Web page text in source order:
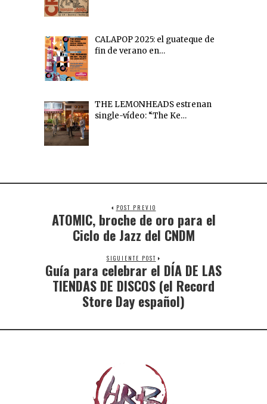
CALAPOP 2025: el guateque de
fin de verano en…
THE LEMONHEADS estrenan
single-vídeo: “The Ke…
POST PREVIO
ATOMIC, broche de oro para el
Ciclo de Jazz del CNDM
SIGUIENTE POST
Guía para celebrar el DÍA DE LAS
TIENDAS DE DISCOS (el Record
Store Day español)